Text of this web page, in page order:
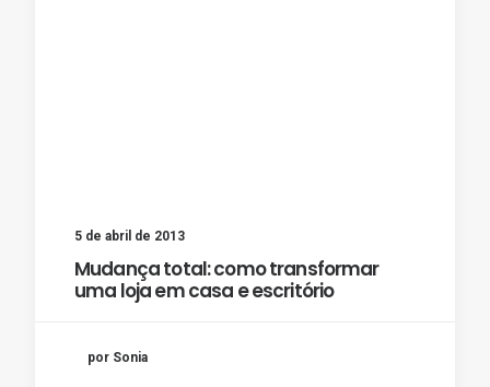
5 de abril de 2013
Mudança total: como transformar
uma loja em casa e escritório
por Sonia